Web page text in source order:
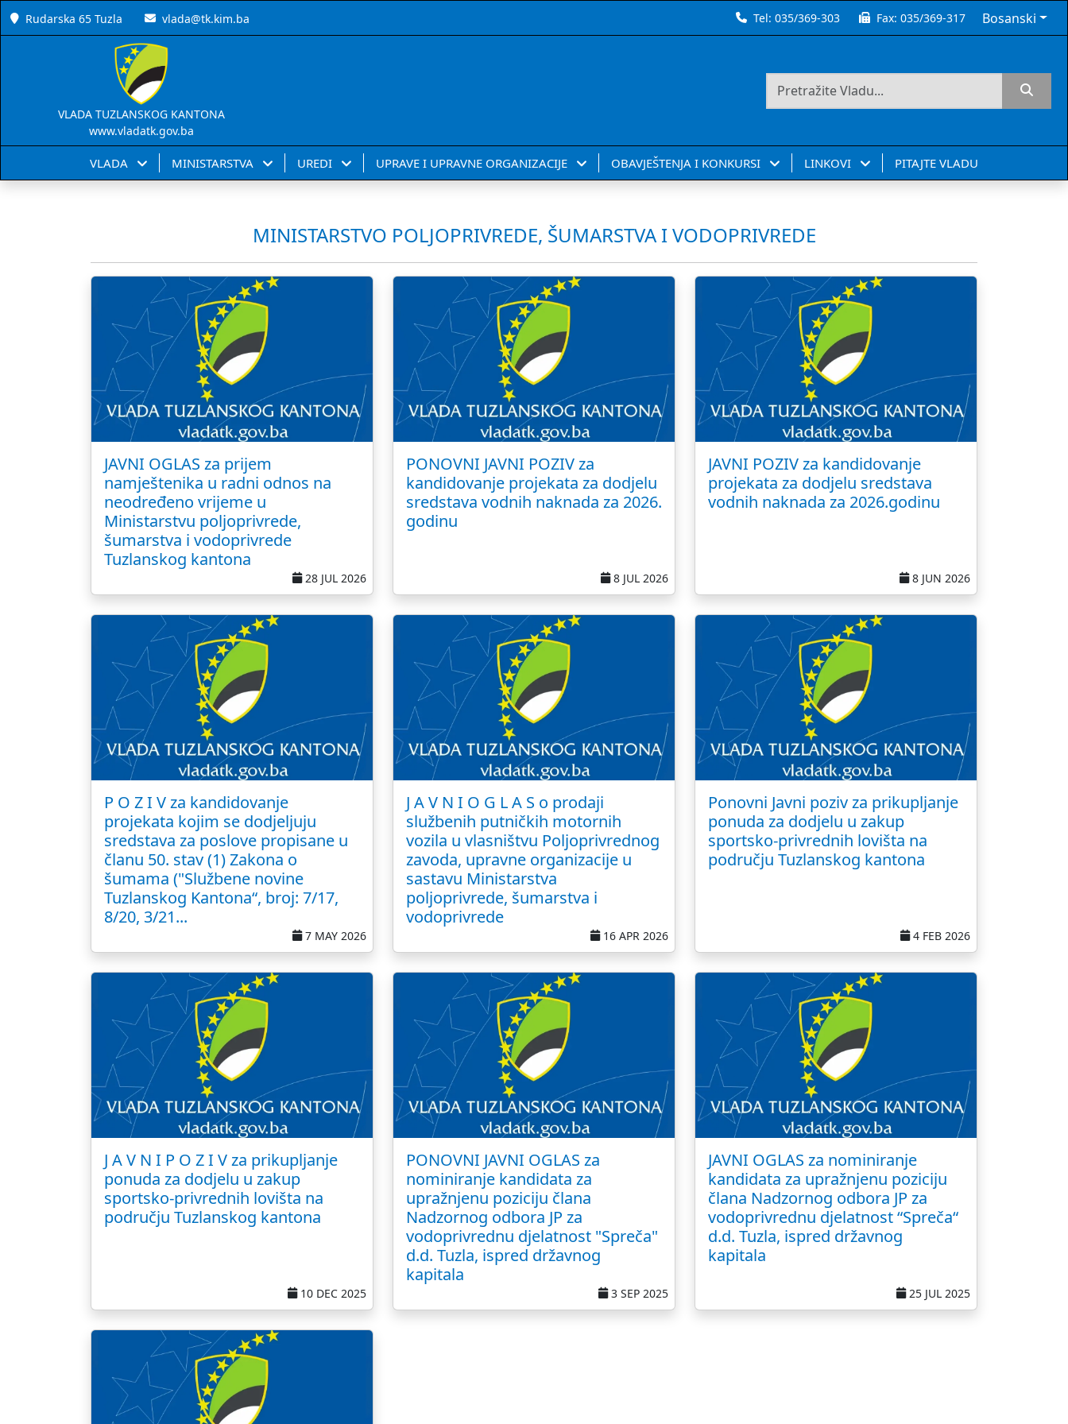
Rudarska 65 Tuzla vlada@tk.kim.ba Tel:035/369-303 Fax:035/369-317 Bosanski
VLADA TUZLANSKOG KANTONA
www.vladatk.gov.ba
VLADA MINISTARSTVA UREDI UPRAVE I UPRAVNE ORGANIZACIJE OBAVJEŠTENJA I KONKURSI LINKOVI PITAJTE VLADU
MINISTARSTVO POLJOPRIVREDE, ŠUMARSTVA I VODOPRIVREDE
JAVNI OGLAS za prijem
namještenika u radni odnos na
neodređeno vrijeme u
Ministarstvu poljoprivrede,
šumarstva i vodoprivrede
Tuzlanskog kantona
28 JUL 2026
PONOVNI JAVNI POZIV za
kandidovanje projekata za dodjelu
sredstava vodnih naknada za 2026.
godinu
8 JUL 2026
JAVNI POZIV za kandidovanje
projekata za dodjelu sredstava
vodnih naknada za 2026.godinu
8 JUN 2026
P O Z I V za kandidovanje
projekata kojim se dodjeljuju
sredstava za poslove propisane u
članu 50. stav (1) Zakona o
šumama ("Službene novine
Tuzlanskog Kantona“, broj: 7/17,
8/20, 3/21...
7 MAY 2026
J A V N I O G L A S o prodaji
službenih putničkih motornih
vozila u vlasništvu Poljoprivrednog
zavoda, upravne organizacije u
sastavu Ministarstva
poljoprivrede, šumarstva i
vodoprivrede
16 APR 2026
Ponovni Javni poziv za prikupljanje
ponuda za dodjelu u zakup
sportsko-privrednih lovišta na
području Tuzlanskog kantona
4 FEB 2026
J A V N I P O Z I V za prikupljanje
ponuda za dodjelu u zakup
sportsko-privrednih lovišta na
području Tuzlanskog kantona
10 DEC 2025
PONOVNI JAVNI OGLAS za
nominiranje kandidata za
upražnjenu poziciju člana
Nadzornog odbora JP za
vodoprivrednu djelatnost "Spreča"
d.d. Tuzla, ispred državnog
kapitala
3 SEP 2025
JAVNI OGLAS za nominiranje
kandidata za upražnjenu poziciju
člana Nadzornog odbora JP za
vodoprivrednu djelatnost “Spreča“
d.d. Tuzla, ispred državnog
kapitala
25 JUL 2025